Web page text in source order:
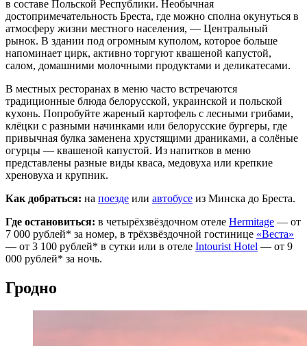
в составе Польской Республики. Необычная
достопримечательность Бреста, где можно сполна окунуться в
атмосферу жизни местного населения, — Центральный
рынок. В здании под огромным куполом, которое больше
напоминает цирк, активно торгуют квашеной капустой,
салом, домашними молочными продуктами и деликатесами.
В местных ресторанах в меню часто встречаются
традиционные блюда белорусской, украинской и польской
кухонь. Попробуйте жареный картофель с лесными грибами,
клёцки с разными начинками или белорусские бургеры, где
привычная булка заменена хрустящими драниками, а солёные
огурцы — квашеной капустой. Из напитков в меню
представлены разные виды кваса, медовуха или крепкие
хреновуха и крупник.
Как добраться: на поезде или автобусе из Минска до Бреста.
Где остановиться: в четырёхзвёздочном отеле Hermitage — от
7 000 рублей* за номер, в трёхзвёздочной гостинице «Веста»
— от 3 100 рублей* в сутки или в отеле Intourist Hotel — от 9
000 рублей* за ночь.
Гродно